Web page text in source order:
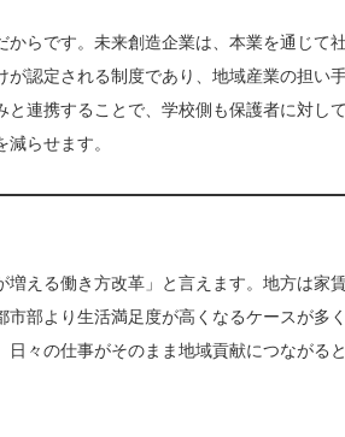
らです。未来創造企業は、本業を通じて
認定される制度であり、地域産業の担い
連携することで、学校側も保護者に対して
らせます。
える働き方改革」と言えます。地方は家
部より生活満足度が高くなるケースが多
々の仕事がそのまま地域貢献につながる